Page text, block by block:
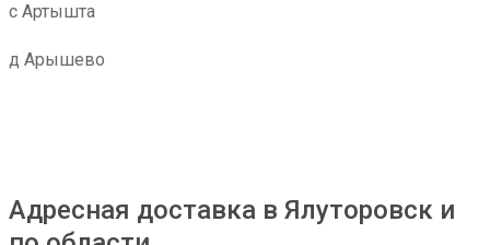
с Артышта
д Арышево
Адресная доставка в Ялуторовск и